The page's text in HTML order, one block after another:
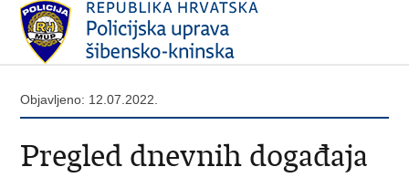
Objavljeno: 12.07.2022.
Pregled dnevnih događaja